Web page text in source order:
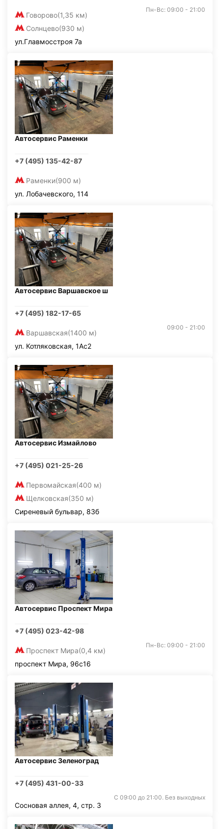
Говорово(1,35 км)
Солнцево(930 м)
Пн-Вс: 09:00 - 21:00
ул.Главмосстроя 7а
Автосервис Раменки
+7 (495) 135-42-87
Раменки(900 м)
ул. Лобачевского, 114
Автосервис Варшавское ш
+7 (495) 182-17-65
Варшавская(1400 м)
09:00 - 21:00
ул. Котляковская, 1Ас2
Автосервис Измайлово
+7 (495) 021-25-26
Первомайская(400 м)
Щелковская(350 м)
Сиреневый бульвар, 83б
Автосервис Проспект Мира
+7 (495) 023-42-98
Проспект Мира(0,4 км)
Пн-Вс: 09:00 - 21:00
проспект Мира, 96с16
Автосервис Зеленоград
+7 (495) 431-00-33
С 09:00 до 21:00. Без выходных
Сосновая аллея, 4, стр. 3